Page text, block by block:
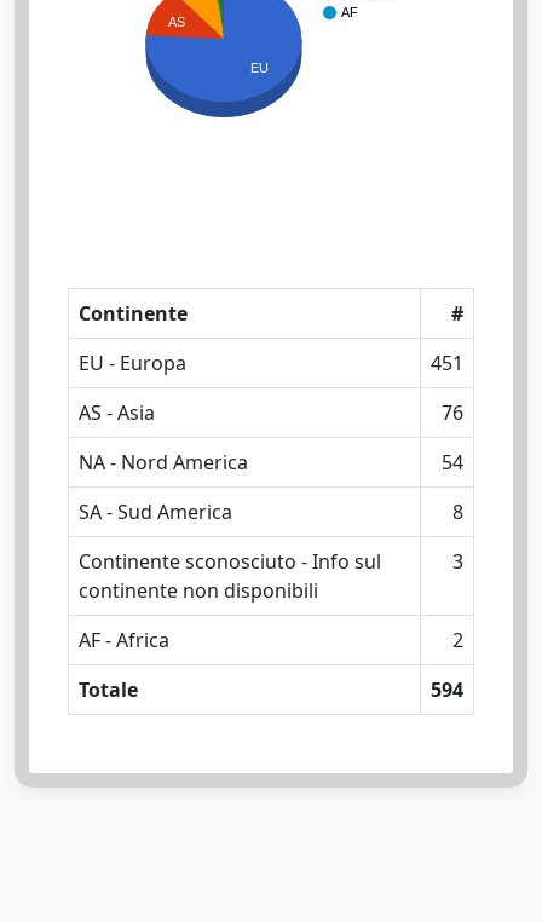
AF
AS
EU
Continente
#
EU - Europa
451
AS - Asia
76
NA - Nord America
54
SA - Sud America
8
Continente sconosciuto - Info sul
continente non disponibili
3
AF - Africa
2
Totale
594